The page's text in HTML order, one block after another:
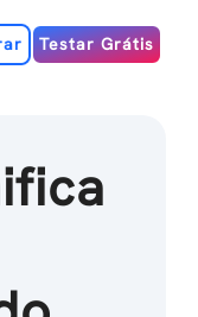
Testar Grátis